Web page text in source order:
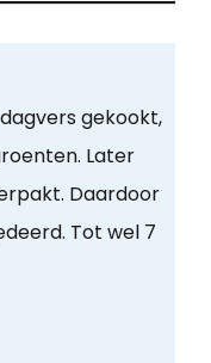
gekookt,
Later
Daardoor
Tot wel 7